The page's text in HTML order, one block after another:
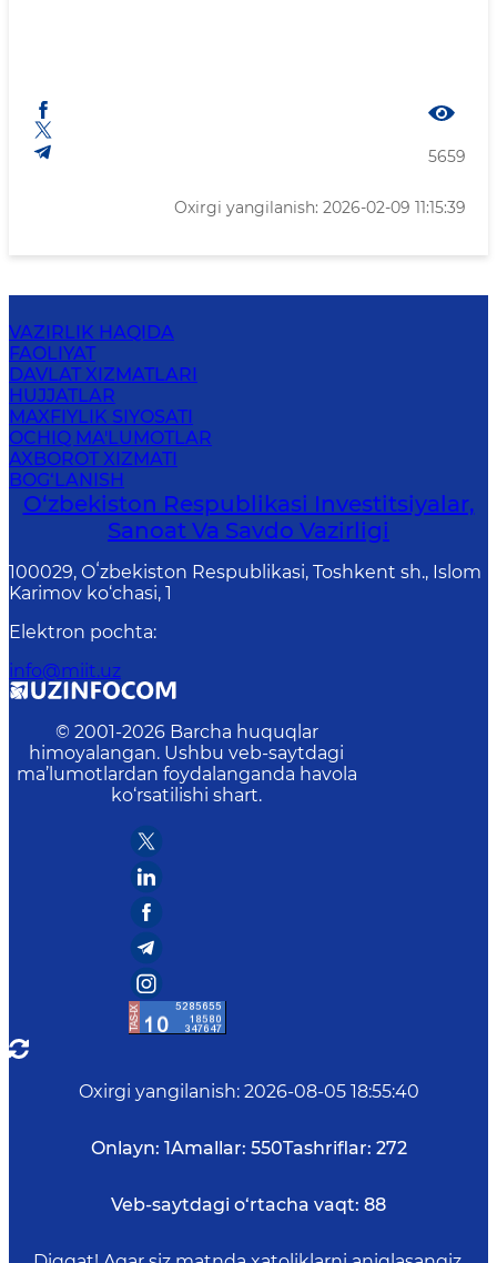
5659
Oxirgi yangilanish: 2026-02-09 11:15:39
VAZIRLIK HAQIDA
FAOLIYAT
DAVLAT XIZMATLARI
HUJJATLAR
MAXFIYLIK SIYOSATI
OCHIQ MA'LUMOTLAR
AXBOROT XIZMATI
BOG‘LANISH
O‘zbekiston Respublikasi Investitsiyalar,
Sanoat Va Savdo Vazirligi
100029, Oʻzbekiston Respublikasi, Toshkent sh., Islom
Karimov ko‘chasi, 1
Elektron pochta:
info@miit.uz
© 2001-2026 Barcha huquqlar
himoyalangan. Ushbu veb-saytdagi
ma’lumotlardan foydalanganda havola
ko‘rsatilishi shart.
Oxirgi yangilanish: 2026-08-05 18:55:40
Onlayn: 1Amallar: 550Tashriflar: 272
Veb-saytdagi o‘rtacha vaqt: 88